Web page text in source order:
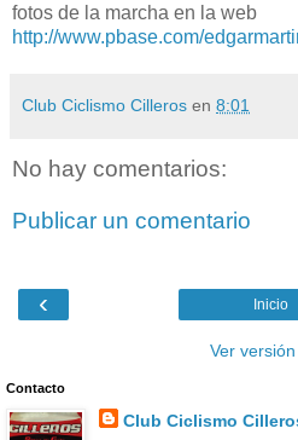
fotos de la marcha en la web
http://www.pbase.com/
Club Ciclismo Cilleros en 8:01
No hay comentarios:
Publicar un comentario
‹ Inicio
Ver
Contacto
Club Ciclismo